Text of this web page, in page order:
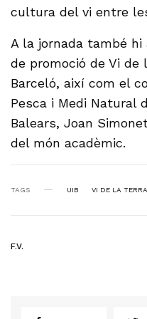
cultura del vi entre
A la jornada també
de promoció de Vi de
Barceló, així com el
Pesca i Medi Natural
Balears, Joan
del món acadèmic.
TAGS UIB VI DE LA
F.V.